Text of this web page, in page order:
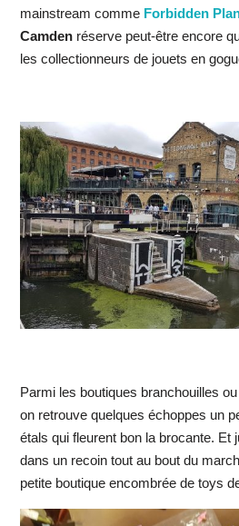
mainstream comme Forbidden
Camdenréserve peut-être encore
les collectionneurs de jouets en
Parmi les boutiques branchouilles
on retrouve quelques échoppes un
étals qui fleurent bon la brocante. Et
dans un recoin tout au bout du
petite boutique encombrée de toys